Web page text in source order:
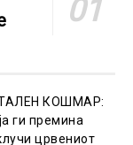
КОШМАР:
ги премина
црвениот